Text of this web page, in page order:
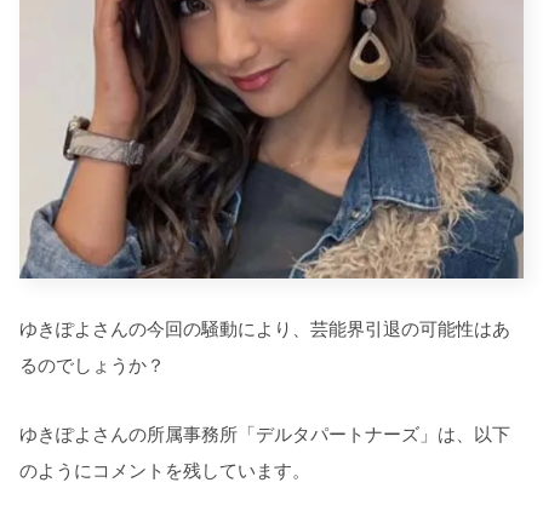
ゆきぽよさんの今回の騒動により、芸能界引退の可能性はあ
るのでしょうか？
ゆきぽよさんの所属事務所「デルタパートナーズ」は、以下
のようにコメントを残しています。